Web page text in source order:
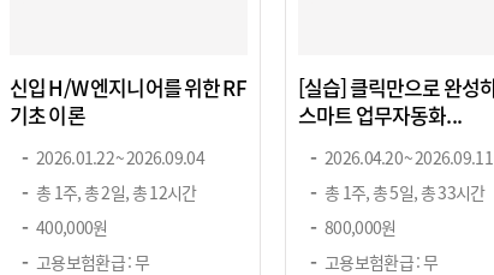
신입 H/W 엔지니어를 위한 RF
기초 이론
2026.01.22 ~ 2026.09.04
총 1주, 총 2일, 총 12시간
400,000원
고용보험환급 : 무
[실습] 클릭만으로 완성
스마트 업무자동화...
2026.04.20 ~ 2026.09.11
총 1주, 총 5일, 총 33시간
800,000원
고용보험환급 : 무